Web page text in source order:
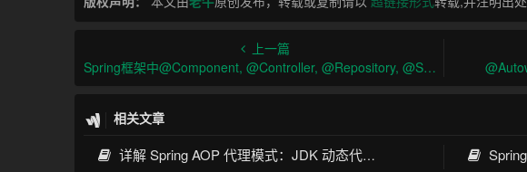
上一篇
Spring框架中@Component, @Controller, @Repository, @Service的区别和用法详解
相关文章
详解 Spring AOP 代理模式：JDK 动态代理与 CGLIB 原理